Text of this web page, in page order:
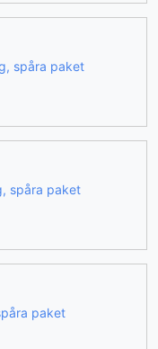
spåra paket
spåra paket
paket